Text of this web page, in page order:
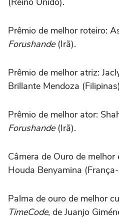
Prêmio de melhor roteiro:
Forushande(Irã).
Prêmio de melhor atriz:
Brillante Mendoza
Prêmio de melhor ator:
Forushande(Irã).
Câmera de Ouro de melhor
Houda Benyamina
Palma de ouro de melhor
TimeCode, de Juanjo